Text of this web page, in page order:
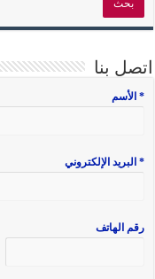
اتصل بنا
* الأسم
* البريد الإلكتروني
رقم الهاتف